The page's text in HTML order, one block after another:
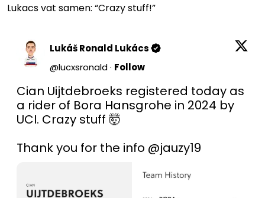
Lukacs vat samen: “Crazy stuff!”
Lukáš Ronald Lukács
@lucxsronald· Follow
Cian Uijtdebroeks registered today as
a rider of Bora Hansgrohe in 2024 by
UCI. Crazy stuff 🤯
Thank you for the info @jauzy19